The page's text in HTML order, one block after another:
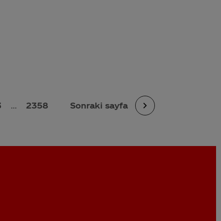
... 2358 Sonraki sayfa